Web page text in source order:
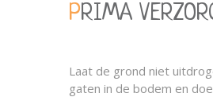
PRIMA
Laat de grond niet
gaten in de bodem en